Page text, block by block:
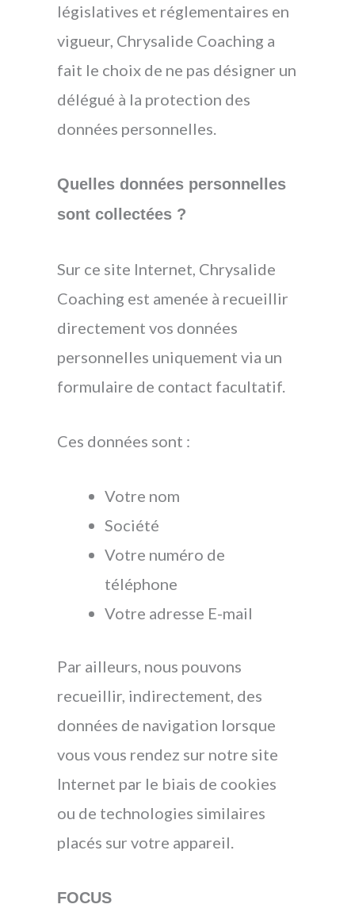
législatives et réglementaires en
vigueur, Chrysalide Coaching a
fait le choix de ne pas désigner un
délégué à la protection des
données personnelles.
Quelles données personnelles
sont collectées ?
Sur ce site Internet, Chrysalide
Coaching est amenée à recueillir
directement vos données
personnelles uniquement via un
formulaire de contact facultatif.
Ces données sont :
Votre nom
Société
Votre numéro de
téléphone
Votre adresse E-mail
Par ailleurs, nous pouvons
recueillir, indirectement, des
données de navigation lorsque
vous vous rendez sur notre site
Internet par le biais de cookies
ou de technologies similaires
placés sur votre appareil.
FOCUS